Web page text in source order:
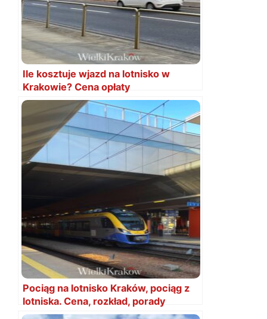
Ile kosztuje wjazd na lotnisko w
Krakowie? Cena opłaty
Pociąg na lotnisko Kraków, pociąg z
lotniska. Cena, rozkład, porady